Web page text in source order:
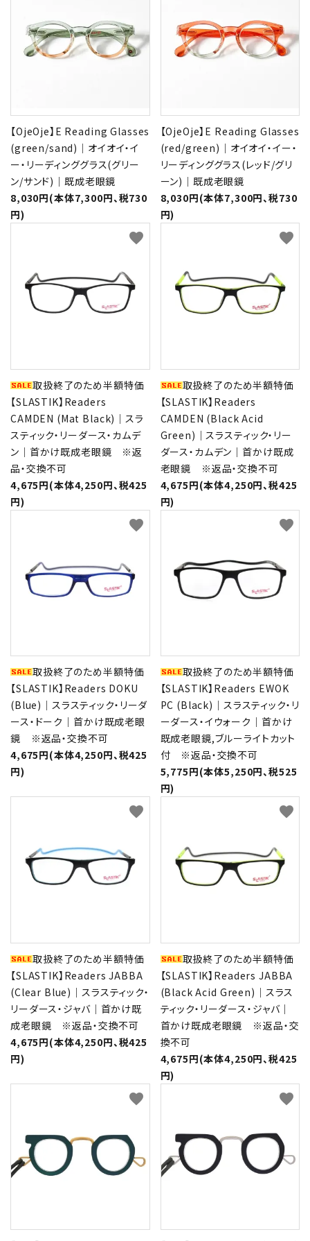
【OjeOje】E Reading Glasses
(green/sand)｜オイオイ・イ
ー・リーディンググラス(グリー
ン/サンド)｜既成老眼鏡
8,030円(本体7,300円、税730
円)
【OjeOje】E Reading Glasses
(red/green)｜オイオイ・イー・
リーディンググラス(レッド/グリ
ーン)｜既成老眼鏡
8,030円(本体7,300円、税730
円)
取扱終了のため半額特価
【SLASTIK】Readers
CAMDEN (Mat Black)｜スラ
スティック・リーダース・カムデ
ン｜首かけ既成老眼鏡 ※返
品・交換不可
4,675円(本体4,250円、税425
円)
favorite
取扱終了のため半額特価
【SLASTIK】Readers
CAMDEN (Black Acid
Green)｜スラスティック・リー
ダース・カムデン｜首かけ既成
老眼鏡 ※返品・交換不可
4,675円(本体4,250円、税425
円)
favorite
取扱終了のため半額特価
【SLASTIK】Readers DOKU
(Blue)｜スラスティック・リーダ
ース・ドーク｜首かけ既成老眼
鏡 ※返品・交換不可
4,675円(本体4,250円、税425
円)
favorite
取扱終了のため半額特価
【SLASTIK】Readers EWOK
PC (Black)｜スラスティック・リ
ーダース・イウォーク｜首かけ
既成老眼鏡,ブルーライトカット
付 ※返品・交換不可
5,775円(本体5,250円、税525
円)
favorite
取扱終了のため半額特価
【SLASTIK】Readers JABBA
(Clear Blue)｜スラスティック・
リーダース・ジャバ｜首かけ既
成老眼鏡 ※返品・交換不可
4,675円(本体4,250円、税425
円)
favorite
取扱終了のため半額特価
【SLASTIK】Readers JABBA
(Black Acid Green)｜スラス
ティック・リーダース・ジャバ｜
首かけ既成老眼鏡 ※返品・交
換不可
4,675円(本体4,250円、税425
円)
favorite
favorite favorite